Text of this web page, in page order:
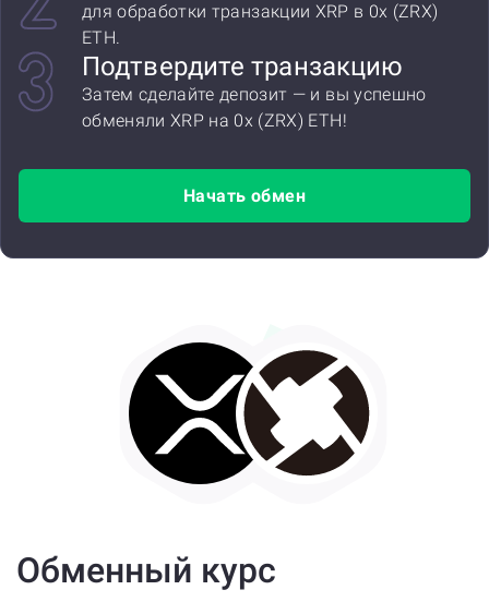
для обработки транзакции XRP в 0x (ZRX)
ETH.
Подтвердите транзакцию
Затем сделайте депозит — и вы успешно
обменяли XRP на 0x (ZRX) ETH!
Начать обмен
Обменный курс